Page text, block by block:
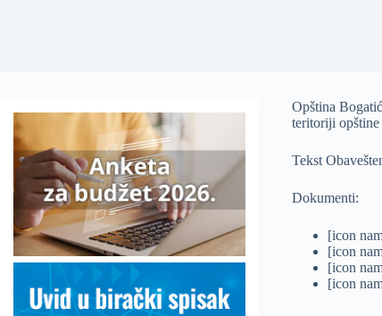
Opština
teritoriji
Tekst
Dokumenti:
[icon
[icon
[icon
[icon